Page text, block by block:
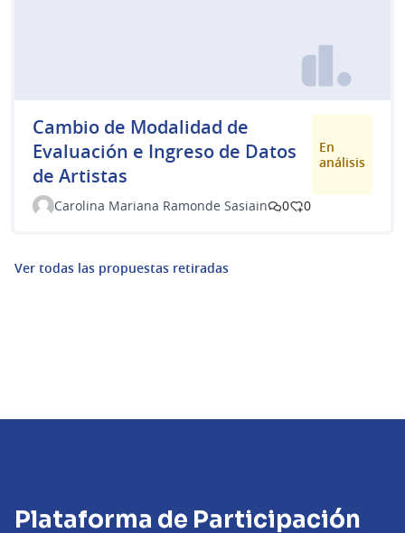
Cambio de Modalidad de
Evaluación e Ingreso de Datos
de Artistas
En
análisis
Carolina Mariana Ramonde Sasiain 0 0
Ver todas las propuestas retiradas
Plataforma de Participación